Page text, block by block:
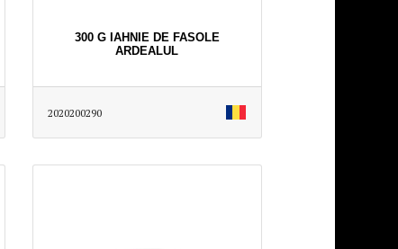
300 G IAHNIE DE FASOLE
ARDEALUL
2020200290